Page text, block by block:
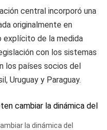
central incorporó una
originalmente en
explícito de la medida
con los sistemas
los países socios del
Uruguay y Paraguay.
la dinámica del